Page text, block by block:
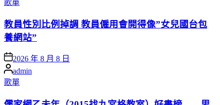
in
歌單
教員性別比例掉調 教員僱用會開得像”女兒國台包
養網站”
Posted
on
2026 年 8 月 8 日
Posted
by
admin
Posted
in
歌單